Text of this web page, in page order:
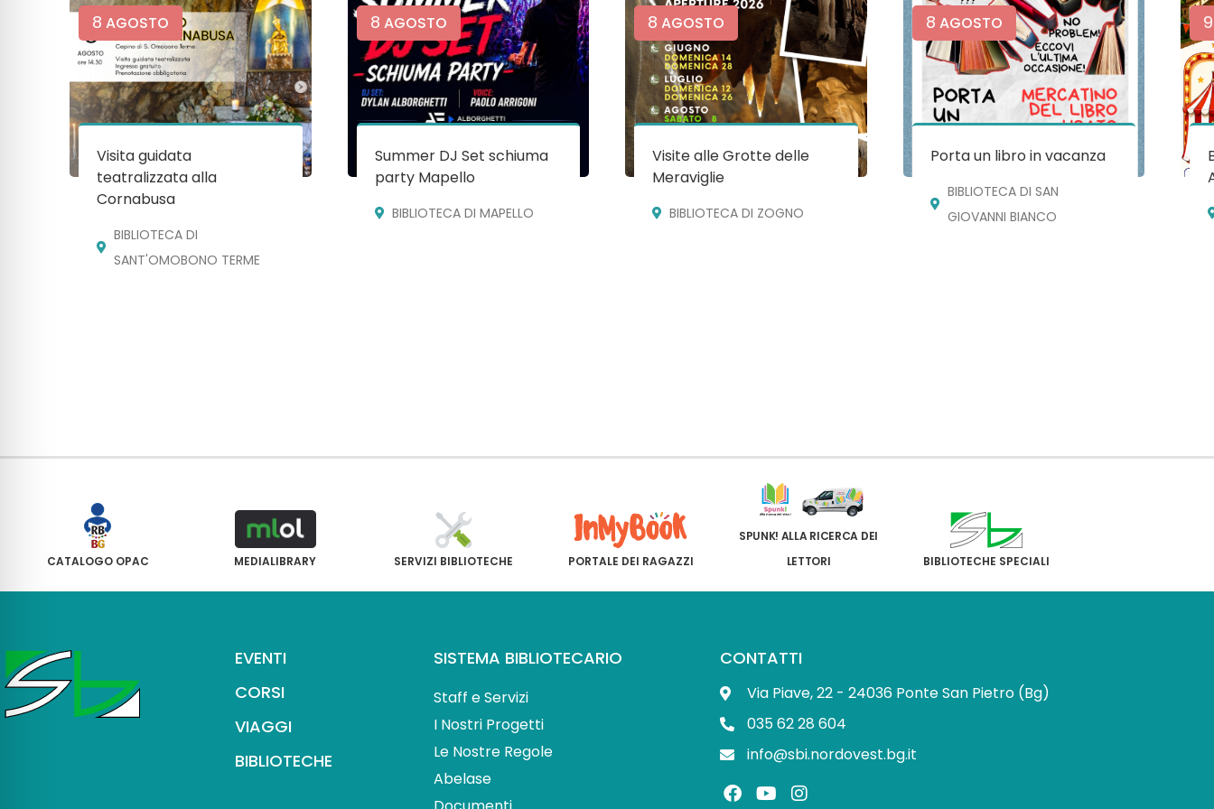
8 AGOSTO
Visita guidata
teatralizzata alla
Cornabusa
BIBLIOTECA DI
SANT'OMOBONO TERME
8 AGOSTO
Summer DJ Set schiuma
party Mapello
BIBLIOTECA DI MAPELLO
8 AGOSTO
Visite alle Grotte delle
Meraviglie
BIBLIOTECA DI ZOGNO
8 AGOSTO
Porta un libro in vacanza
BIBLIOTECA DI SAN
GIOVANNI BIANCO
9
CATALOGO OPAC MEDIALIBRARY SERVIZI BIBLIOTECHE PORTALE DEI RAGAZZI
SPUNK! ALLA RICERCA DEI
LETTORI
BIBLIOTECHE SPECIALI
EVENTI
CORSI
VIAGGI
BIBLIOTECHE
SISTEMA BIBLIOTECARIO
Staff e Servizi
I Nostri Progetti
Le Nostre Regole
Abelase
CONTATTI
Via Piave, 22 - 24036 Ponte San Pietro (Bg)
035 62 28 604
info@sbi.nordovest.bg.it
F Y I